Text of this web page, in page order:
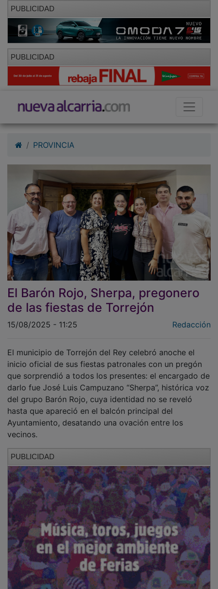
PUBLICIDAD
PUBLICIDAD
El Barón Rojo, Sherpa, pregonero
de las fiestas de Torrejón
inicio oficial de sus fiestas patronales con un pregón
que sorprendió a todos los presentes: el encargado de
darlo fue José Luis Campuzano “Sherpa”, histórica voz
del grupo Barón Rojo, cuya identidad no se reveló
hasta que apareció en el balcón principal del
Ayuntamiento, desatando una ovación entre los
vecinos.